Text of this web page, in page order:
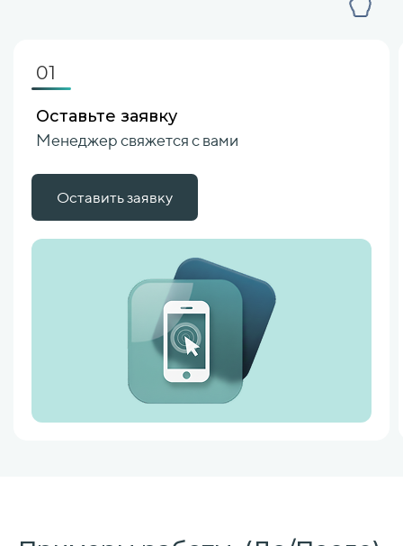
01
Оставьте заявку
Менеджер свяжется с вами
Оставить заявку